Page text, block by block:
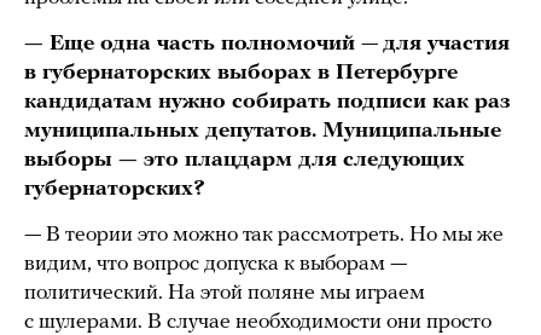
— Еще одна часть полномочий — для участия
в губернаторских выборах в Петербурге
кандидатам нужно собирать подписи как раз
муниципальных депутатов. Муниципальные
выборы — это плацдарм для следующих
губернаторских?
— В теории это можно так рассмотреть. Но мы же
видим, что вопрос допуска к выборам —
политический. На этой поляне мы играем
с шулерами. В случае необходимости они просто